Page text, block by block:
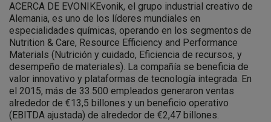
ACERCA DE EVONIKEvonik, el grupo industrial creativo de
Alemania, es uno de los líderes mundiales en
especialidades químicas, operando en los segmentos de
Nutrition & Care, Resource Efficiency and Performance
Materials (Nutrición y cuidado, Eficiencia de recursos, y
desempeño de materiales). La compañía se beneficia de
valor innovativo y plataformas de tecnología integrada. En
el 2015, más de 33.500 empleados generaron ventas
alrededor de €13,5 billones y un beneficio operativo
(EBITDA ajustada) de alrededor de €2,47 billones.